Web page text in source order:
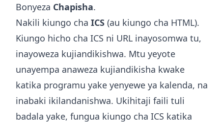
Bonyeza Chapisha.
Nakili kiungo cha ICS (au kiungo cha HTML).
Kiungo hicho cha ICS ni URL inayosomwa tu,
inayoweza kujiandikishwa. Mtu yeyote
unayempa anaweza kujiandikisha kwake
katika programu yake yenyewe ya kalenda, na
inabaki ikilandanishwa. Ukihitaji faili tuli
badala yake, fungua kiungo cha ICS katika